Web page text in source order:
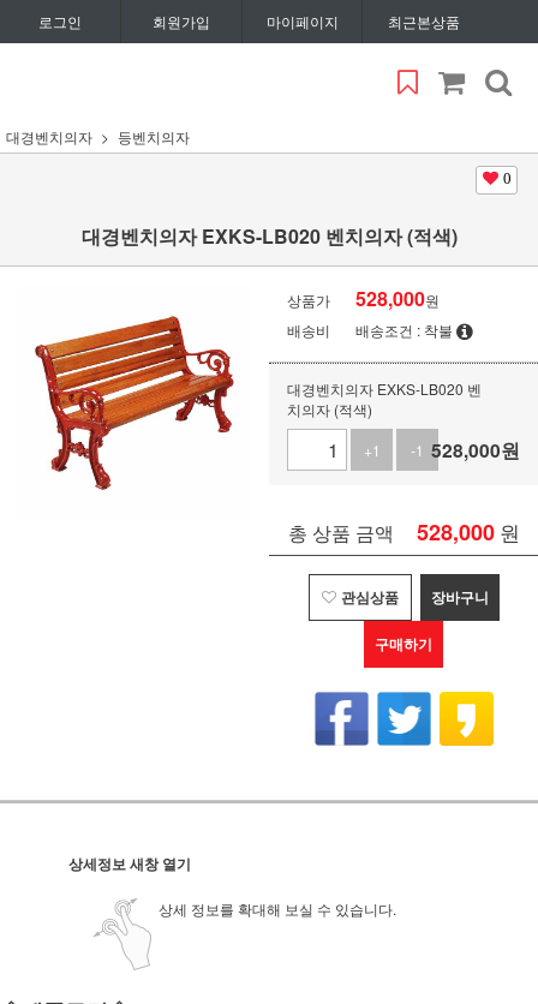
로그인 회원가입 마이페이지 최근본상품
대경벤치의자 등벤치의자
0
대경벤치의자 EXKS-LB020 벤치의자 (적색)
상품가 528,000원
배송비
배송조건 : 착불
대경벤치의자 EXKS-LB020 벤
치의자 (적색)
+1
-1 528,000원
총 상품 금액 528,000 원
관심상품 장바구니
구매하기
상세정보 새창 열기
상세 정보를 확대해 보실 수 있습니다.